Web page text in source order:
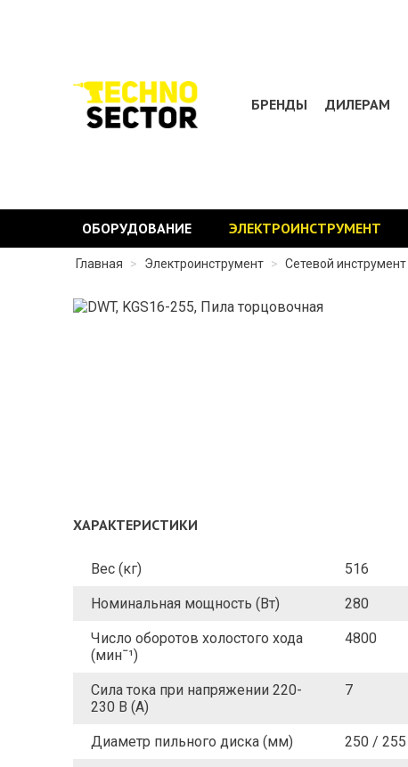
БРЕНДЫ ДИЛЕРАМ
ОБОРУДОВАНИЕ ЭЛЕКТРОИНСТРУМЕНТ
Главная > Электроинструмент > Сетевой инструмент
ХАРАКТЕРИСТИКИ
Вес (кг) 516
Номинальная мощность (Вт) 280
Число оборотов холостого хода
(минˉ¹)
4800
Сила тока при напряжении 220-
230 В (А)
7
Диаметр пильного диска (мм) 250 / 255